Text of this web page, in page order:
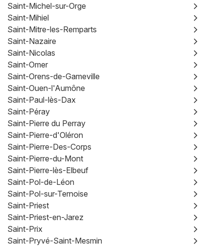
Saint-Michel-sur-Orge
Saint-Mihiel
Saint-Mitre-les-Remparts
Saint-Nazaire
Saint-Nicolas
Saint-Omer
Saint-Orens-de-Gameville
Saint-Ouen-l'Aumône
Saint-Paul-lès-Dax
Saint-Péray
Saint-Pierre du Perray
Saint-Pierre-d'Oléron
Saint-Pierre-Des-Corps
Saint-Pierre-du-Mont
Saint-Pierre-lès-Elbeuf
Saint-Pol-de-Léon
Saint-Pol-sur-Ternoise
Saint-Priest
Saint-Priest-en-Jarez
Saint-Prix
Saint-Pryvé-Saint-Mesmin